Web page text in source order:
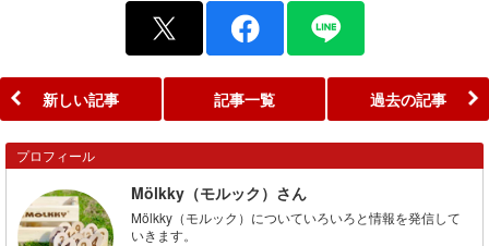
新しい記事 記事一覧 過去の記事
プロフィール
Mölkky（モルック）さん
Mölkky（モルック）についていろいろと情報を発信して
いきます。